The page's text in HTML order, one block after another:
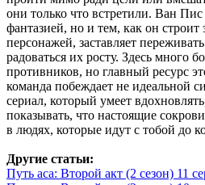
они только что встретили. Ван
фантазией, но и тем, как он
персонажей, заставляет
радоваться их росту. Здесь много
противников, но главный ресурс
команда побеждает не идеальной
сериал, который умеет
показывать, что настоящие
в людях, которые идут с тобой до
Другие статьи:
Путь аса: Второй акт (2 сезон) 11